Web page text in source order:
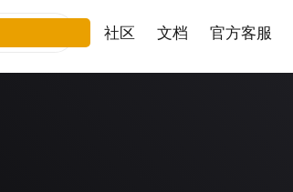
社区 文档 官方客服